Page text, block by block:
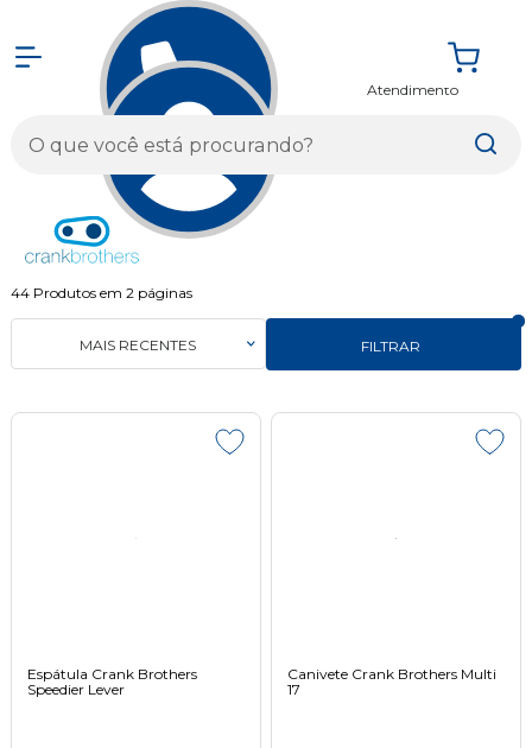
Atendimento
44 Produtos em 2 páginas
FILTRAR
MAIS RECENTES
Espátula Crank Brothers
Speedier Lever
Canivete Crank Brothers Multi
17